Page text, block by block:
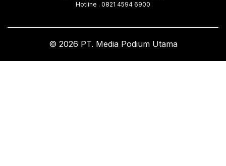
Hotline . 0821 4594 6900
© 2026 PT. Media Podium Utama